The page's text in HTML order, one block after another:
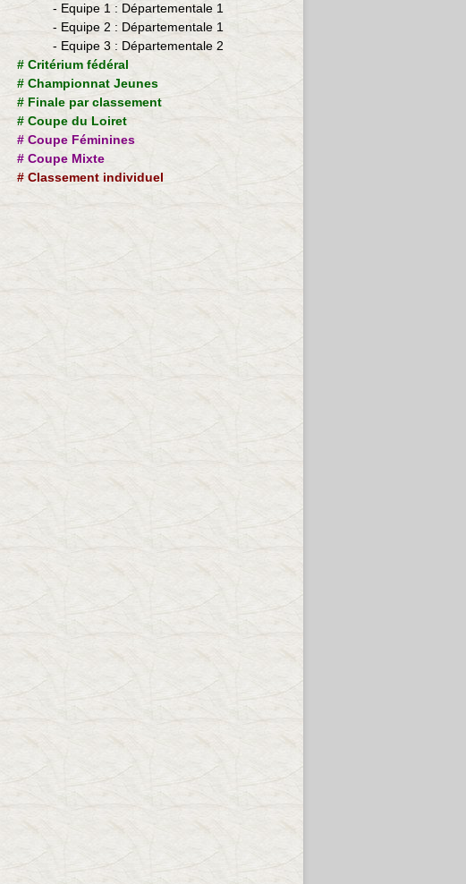
- ​Equipe 1 : Départementale 1
- Equipe 2 : Départementale 1
- Equipe 3 : Départementale 2
# Critérium fédéral
# Championnat Jeunes
# Finale par classement
# Coupe du Loiret
# Coupe Féminines
# Coupe Mixte
#Classement individuel